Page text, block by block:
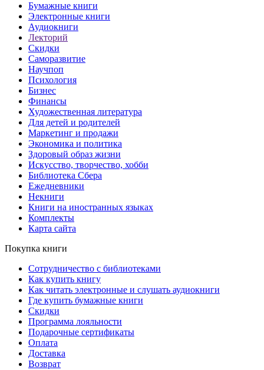
Бумажные книги
Электронные книги
Аудиокниги
Лекторий
Скидки
Саморазвитие
Научпоп
Психология
Бизнес
Финансы
Художественная литература
Для детей и родителей
Маркетинг и продажи
Экономика и политика
Здоровый образ жизни
Искусство, творчество, хобби
Библиотека Сбера
Ежедневники
Некниги
Книги на иностранных языках
Комплекты
Карта сайта
Покупка книги
Сотрудничество с библиотеками
Как купить книгу
Как читать электронные и слушать аудиокниги
Где купить бумажные книги
Скидки
Программа лояльности
Подарочные сертификаты
Оплата
Доставка
Возврат